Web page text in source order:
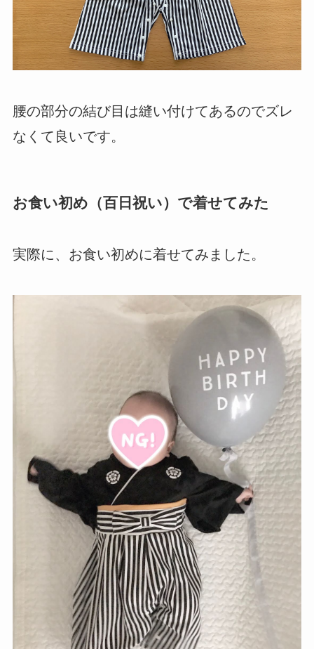
腰の部分の結び目は縫い付けてあるのでズレ
なくて良いです。
お食い初め（百日祝い）で着せてみた
実際に、お食い初めに着せてみました。